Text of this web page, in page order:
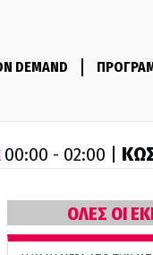
DEMAND
00:00 - 02:00 |
ΟΛΕΣ ΟΙ